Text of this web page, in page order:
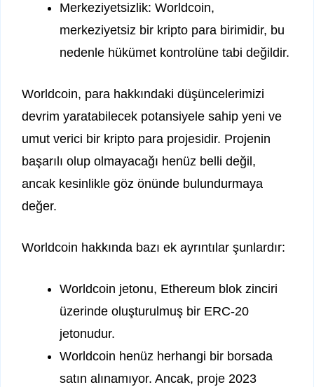
Merkeziyetsizlik: Worldcoin,
merkeziyetsiz bir kripto para birimidir, bu
nedenle hükümet kontrolüne tabi değildir.
Worldcoin, para hakkındaki düşüncelerimizi
devrim yaratabilecek potansiyele sahip yeni ve
umut verici bir kripto para projesidir. Projenin
başarılı olup olmayacağı henüz belli değil,
ancak kesinlikle göz önünde bulundurmaya
değer.
Worldcoin hakkında bazı ek ayrıntılar şunlardır:
Worldcoin jetonu, Ethereum blok zinciri
üzerinde oluşturulmuş bir ERC-20
jetonudur.
Worldcoin henüz herhangi bir borsada
satın alınamıyor. Ancak, proje 2023